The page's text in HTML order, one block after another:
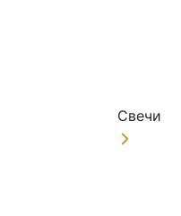
Свечи